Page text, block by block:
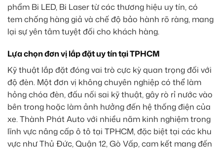
phẩm Bi LED, Bi Laser từ các thương hiệu uy tín, có
tem chống hàng giả và chế độ bảo hành rõ ràng, mang
lại sự yên tâm tuyệt đối cho khách hàng.
Lựa chọn đơn vị lắp đặt uy tín tại TPHCM
Kỹ thuật lắp đặt đóng vai trò cực kỳ quan trọng đối với
độ đèn. Một đơn vị không chuyên nghiệp có thể làm
hỏng chóa đèn, đấu nối sai kỹ thuật, gây rò rỉ nước vào
bên trong hoặc làm ảnh hưởng đến hệ thống điện của
xe. Thành Phát Auto với nhiều năm kinh nghiệm trong
lĩnh vực nâng cấp ô tô tại TPHCM, đặc biệt tại các khu
vực như Thủ Đức, Quận 12, Gò Vấp, cam kết mang đến